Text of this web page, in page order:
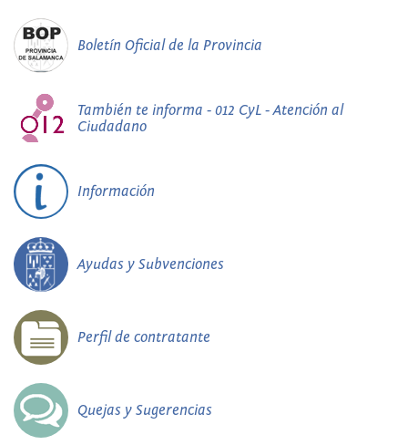
Boletín Oficial de la Provincia
También te informa - 012 CyL - Atención al
Ciudadano
Información
Ayudas y Subvenciones
Perfil de contratante
Quejas y Sugerencias